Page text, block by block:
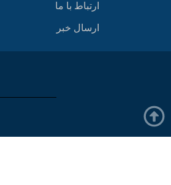
ارتباط با ما
ارسال خبر